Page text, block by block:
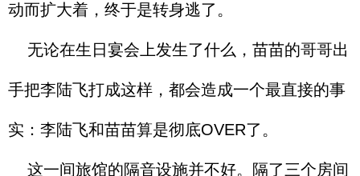
动而扩大着，终于是转身逃了。
无论在生日宴会上发生了什么，苗苗的哥哥出
手把李陆飞打成这样，都会造成一个最直接的事
实：李陆飞和苗苗算是彻底OVER了。
这一间旅馆的隔音设施并不好。隔了三个房间